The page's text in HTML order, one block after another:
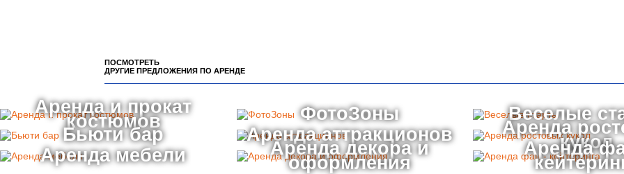
ПОСМОТРЕТЬ
ДРУГИЕ ПРЕДЛОЖЕНИЯ ПО АРЕНДЕ
Аренда и прокат
костюмов ФотоЗоны Веселые
Бьюти бар
Аренда аттракционов Аренда
кукол
Аренда мебели
Аренда декора и
оформления
Аренда